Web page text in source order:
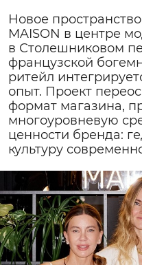
Новое
MAISON в центре
в Столешниковом
французской
ритейл
опыт. Проект
формат магазина,
многоуровневую
ценности бренда:
культуру